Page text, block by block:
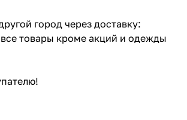
город через доставку:
товары кроме акций и одежды